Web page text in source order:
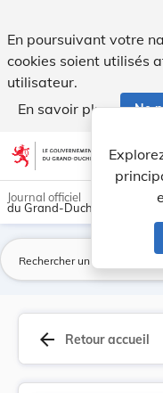
En poursuivant votre
cookies soient utilisés
utilisateur.
En savoir plus
Ne
Aller au contenu
Journal officiel
du Grand-Duché de
arrow_back Retour accueil